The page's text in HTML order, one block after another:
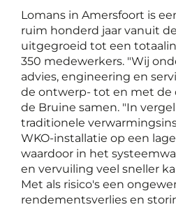
Lomans in Amersfoort is
ruim honderd jaar vanuit
uitgegroeid tot een
350 medewerkers. "Wij
advies, engineering en
de ontwerp- tot en met de
de Bruine samen. "In
traditionele
WKO-installatie op een
waardoor in het
en vervuiling veel sneller
Met als risico's een
rendementsverlies en